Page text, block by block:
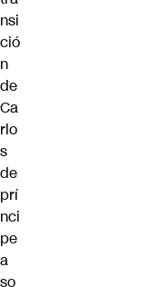
nsi
ció
n
de
Ca
rlo
s
de
prí
nci
pe
a
so